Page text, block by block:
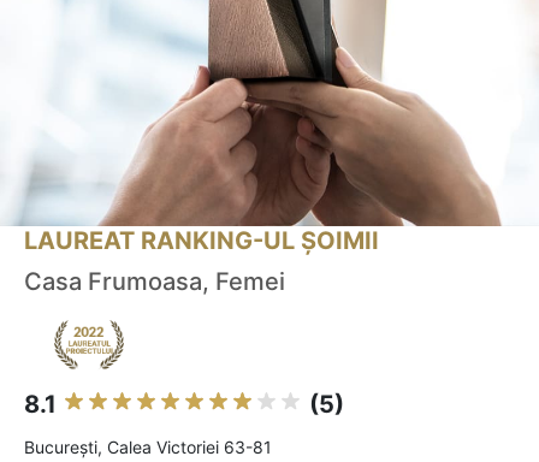
LAUREAT RANKING-UL ȘOIMII
Casa Frumoasa, Femei
8.1 (5)
Bucureşti, Calea Victoriei 63-81